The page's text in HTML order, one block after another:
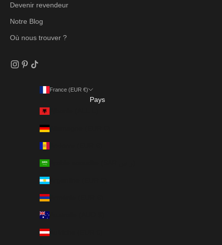
Devenir revendeur
Notre Blog
Où nous trouver ?
France (EUR €)
Pays
Allemagne (EUR €)
Argentine (EUR €)
Arménie (EUR €)
Australie (AUD $)
Autriche (EUR €)